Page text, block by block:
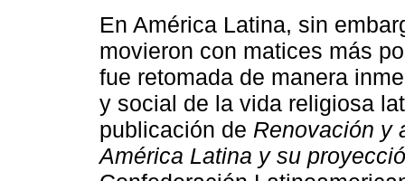
En América Latina, sin
movieron con matices más
fue retomada de manera
y social de la vida religiosa
publicación de Renovación y
América Latina y su